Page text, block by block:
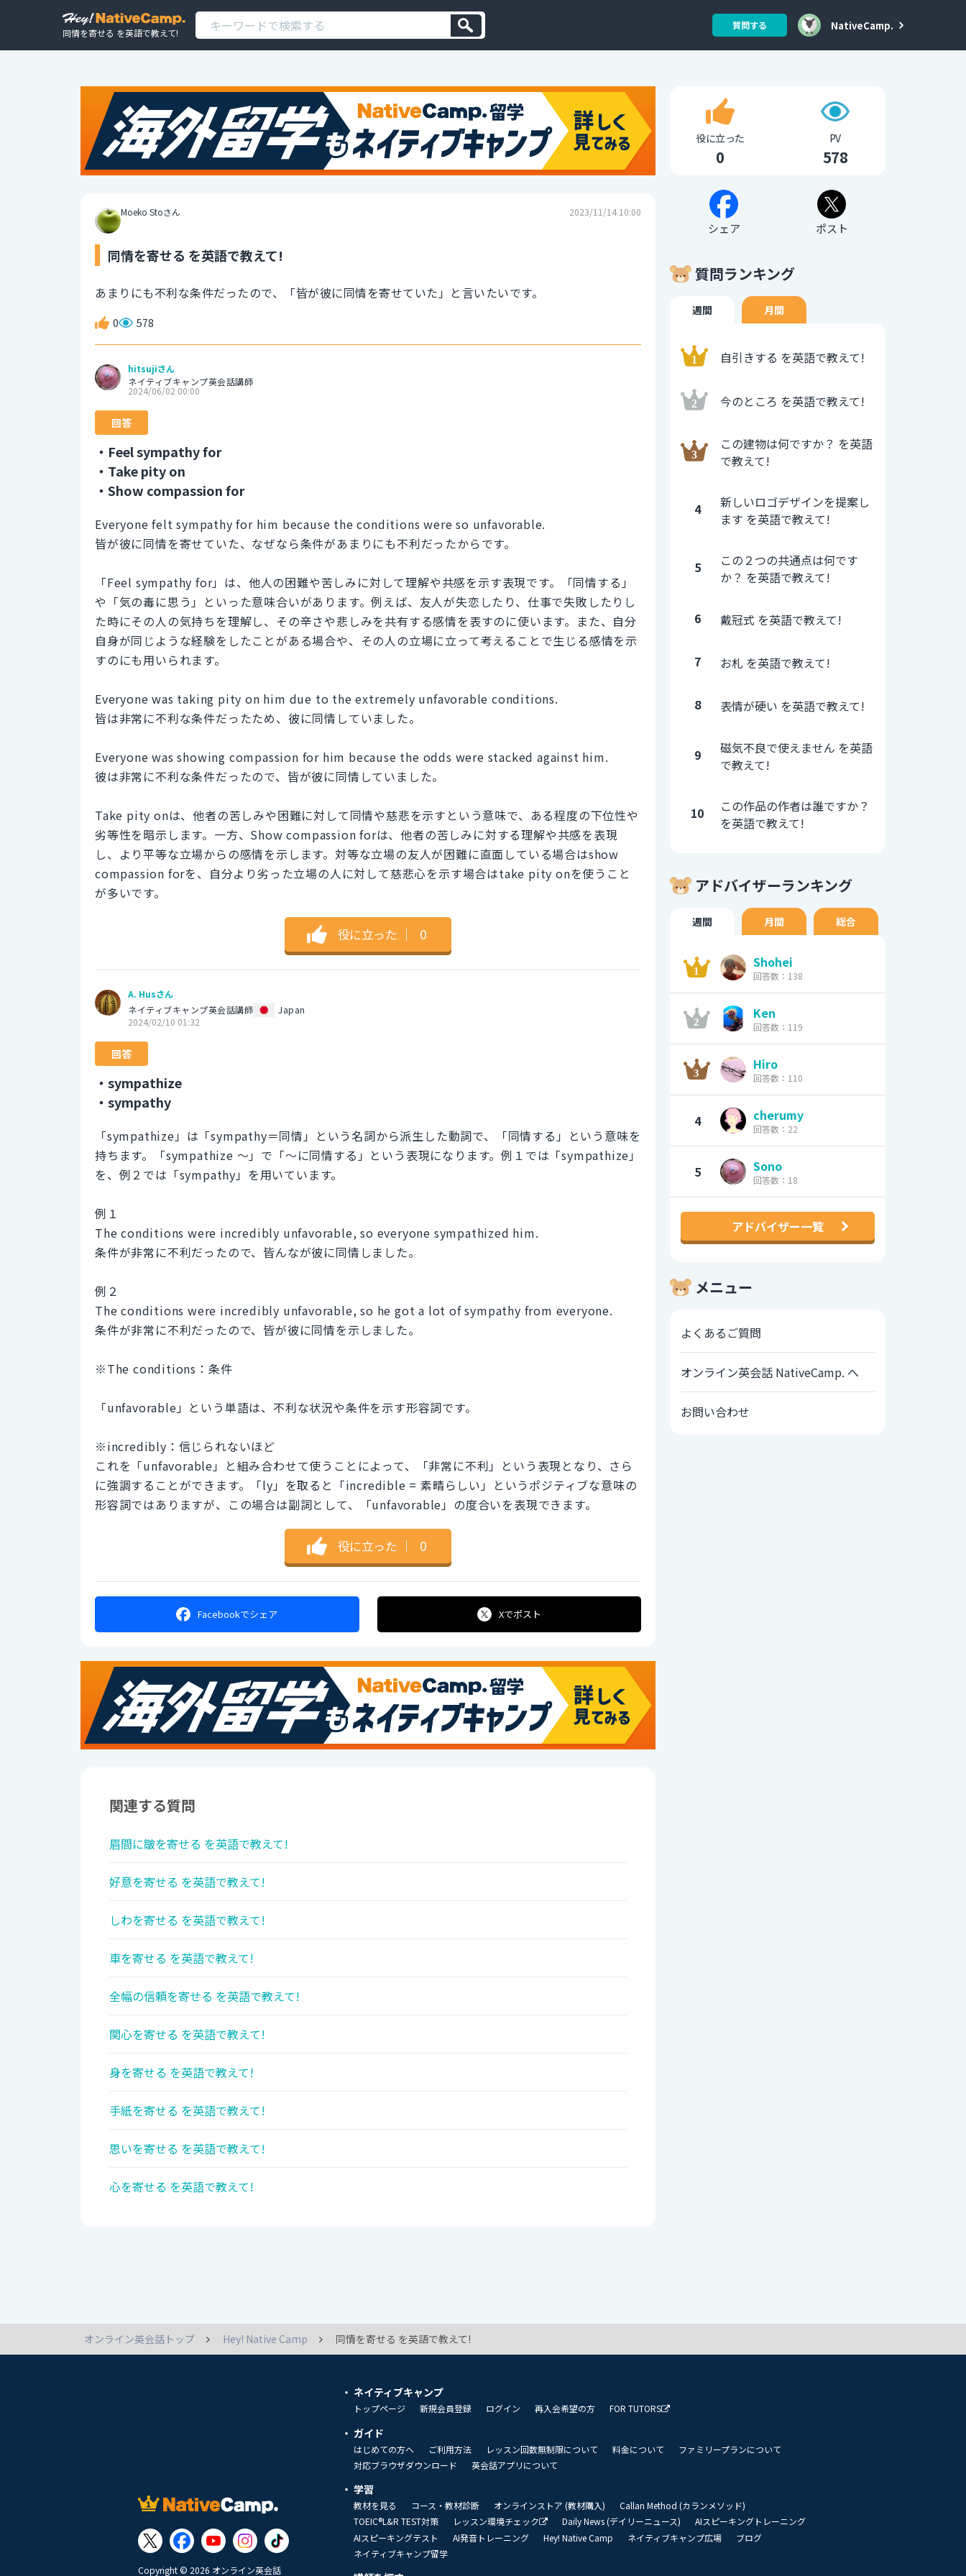
同情を寄せる を英語で教えて!
質問する NativeCamp.
Moeko Stoさん 2023/11/14 10:00
同情を寄せる を英語で教えて!
あまりにも不利な条件だったので、「皆が彼に同情を寄せていた」と言いたいです。
0 578
hitsujiさん
ネイティブキャンプ英会話講師
2024/06/02 00:00
回答
・Feel sympathy for
・Take pity on
・Show compassion for
Everyone felt sympathy for him because the conditions were so unfavorable.
皆が彼に同情を寄せていた、なぜなら条件があまりにも不利だったからです。
「Feel sympathy for」は、他人の困難や苦しみに対して理解や共感を示す表現です。「同情する」
や「気の毒に思う」といった意味合いがあります。例えば、友人が失恋したり、仕事で失敗したりし
た時にその人の気持ちを理解し、その辛さや悲しみを共有する感情を表すのに使います。また、自分
自身が同じような経験をしたことがある場合や、その人の立場に立って考えることで生じる感情を示
すのにも用いられます。
Everyone was taking pity on him due to the extremely unfavorable conditions.
皆は非常に不利な条件だったため、彼に同情していました。
Everyone was showing compassion for him because the odds were stacked against him.
彼は非常に不利な条件だったので、皆が彼に同情していました。
Take pity onは、他者の苦しみや困難に対して同情や慈悲を示すという意味で、ある程度の下位性や
劣等性を暗示します。一方、Show compassion forは、他者の苦しみに対する理解や共感を表現
し、より平等な立場からの感情を示します。対等な立場の友人が困難に直面している場合はshow
compassion forを、自分より劣った立場の人に対して慈悲心を示す場合はtake pity onを使うこと
が多いです。
役に立った ｜ 0
A. Husさん
ネイティブキャンプ英会話講師
Japan
2024/02/10 01:32
回答
・sympathize
・sympathy
「sympathize」は「sympathy＝同情」という名詞から派生した動詞で、「同情する」という意味を
持ちます。「sympathize 〜」で「〜に同情する」という表現になります。例１では「sympathize」
を、例２では「sympathy」を用いています。
例１
The conditions were incredibly unfavorable, so everyone sympathized him.
条件が非常に不利だったので、皆んなが彼に同情しました。
例２
The conditions were incredibly unfavorable, so he got a lot of sympathy from everyone.
条件が非常に不利だったので、皆が彼に同情を示しました。
※The conditions：条件
「unfavorable」という単語は、不利な状況や条件を示す形容詞です。
※incredibly：信じられないほど
これを「unfavorable」と組み合わせて使うことによって、「非常に不利」という表現となり、さら
に強調することができます。「ly」を取ると「incredible = 素晴らしい」というポジティブな意味の
形容詞ではありますが、この場合は副詞として、「unfavorable」の度合いを表現できます。
役に立った ｜ 0
Facebookでシェア Xでポスト
関連する質問
眉間に皺を寄せる を英語で教えて!
好意を寄せる を英語で教えて!
しわを寄せる を英語で教えて!
車を寄せる を英語で教えて!
全幅の信頼を寄せる を英語で教えて!
関心を寄せる を英語で教えて!
身を寄せる を英語で教えて!
手紙を寄せる を英語で教えて!
思いを寄せる を英語で教えて!
心を寄せる を英語で教えて!
役に立った
0
PV
578
シェア ポスト
質問ランキング
週間 月間
自引きする を英語で教えて!
今のところ を英語で教えて!
この建物は何ですか？ を英語
で教えて!
4
新しいロゴデザインを提案し
ます を英語で教えて!
5
この２つの共通点は何です
か？ を英語で教えて!
6 戴冠式 を英語で教えて!
7 お札 を英語で教えて!
8 表情が硬い を英語で教えて!
9
磁気不良で使えません を英語
で教えて!
10
この作品の作者は誰ですか？
を英語で教えて!
アドバイザーランキング
週間 月間 総合
Shohei
回答数：138
Ken
回答数：119
Hiro
回答数：110
4 cherumy
回答数：22
5 Sono
回答数：18
アドバイザー一覧
メニュー
よくあるご質問
オンライン英会話 NativeCamp. へ
お問い合わせ
オンライン英会話トップ Hey! Native Camp 同情を寄せる を英語で教えて!
Copyright © 2026 オンライン英会話
ネイティブキャンプ
トップページ 新規会員登録 ログイン 再入会希望の方 FOR TUTORS
ガイド
はじめての方へ ご利用方法 レッスン回数無制限について 料金について
ファミリープランについて
対応ブラウザダウンロード
英会話アプリについて
学習
教材を見る コース・教材診断 オンラインストア (教材購入)
Callan Method (カランメソッド)
TOEIC®L&R TEST対策
レッスン環境チェック Daily News (デイリーニュース)
AIスピーキングトレーニング
AIスピーキングテスト
AI発音トレーニング Hey! Native Camp ネイティブキャンプ広場
ブログ
ネイティブキャンプ留学